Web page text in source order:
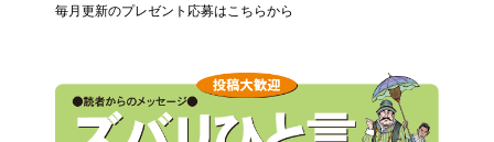
毎月更新のプレゼント応募はこちらから